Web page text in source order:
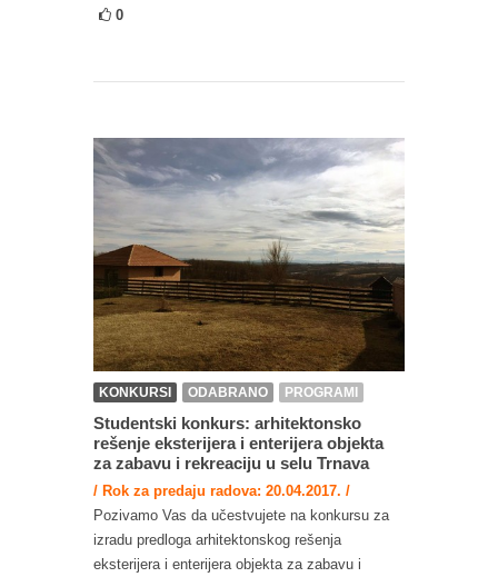
0
KONKURSI ODABRANO PROGRAMI
Studentski konkurs: arhitektonsko
rešenje eksterijera i enterijera objekta
za zabavu i rekreaciju u selu Trnava
/ Rok za predaju radova: 20.04.2017. /
Pozivamo Vas da učestvujete na konkursu za
izradu predloga arhitektonskog rešenja
eksterijera i enterijera objekta za zabavu i